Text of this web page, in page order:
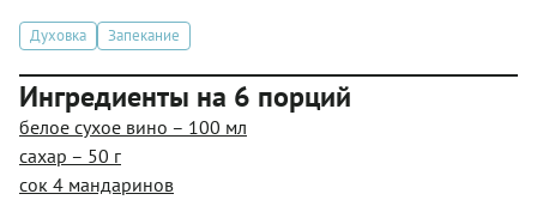
Духовка Запекание
Ингредиенты на 6 порций
белое сухое вино – 100 мл
сахар – 50 г
сок 4 мандаринов